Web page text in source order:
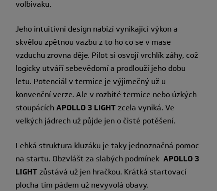
volbivaku.
Jeho intuitivní design nabízí vynikající výkon a
skvělou zpětnou vazbu z to ho co se v mase
vzduchu zrovna děje. Pilot si osvojí vrchlík záhy, což
logicky utváří sebevědomí a prodlouží jeho dobu
letu. Potenciál v termice je výjimečný už u
konvenční verze. Ale v rozbité termice nebo úzkých
stoupácíchAPOLLO 3 LIGHTzcela vyniká. Ve
velkých jádrech už půjde jen o čisté potěšení.
Lehká struktura kluzáku je taky jednoznačná pomoc
na startu. Obzvlášt za slabých podmínek APOLLO 3
LIGHTzůstává už jen hračkou. Krátká startovací
plocha tím pádem už nevyvolá obavy.